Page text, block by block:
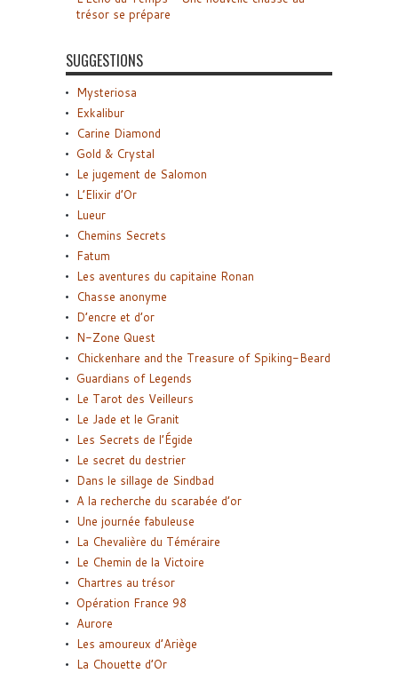
trésor se prépare
SUGGESTIONS
Mysteriosa
Exkalibur
Carine Diamond
Gold & Crystal
Le jugement de Salomon
L’Elixir d’Or
Lueur
Chemins Secrets
Fatum
Les aventures du capitaine Ronan
Chasse anonyme
D’encre et d’or
N-Zone Quest
Chickenhare and the Treasure of Spiking-Beard
Guardians of Legends
Le Tarot des Veilleurs
Le Jade et le Granit
Les Secrets de l’Égide
Le secret du destrier
Dans le sillage de Sindbad
A la recherche du scarabée d’or
Une journée fabuleuse
La Chevalière du Téméraire
Le Chemin de la Victoire
Chartres au trésor
Opération France 98
Aurore
Les amoureux d’Ariège
La Chouette d’Or